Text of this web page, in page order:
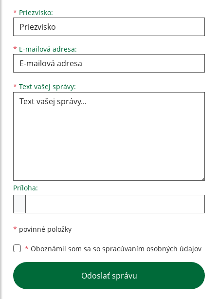
* Priezvisko:
* E-mailová adresa:
* Text vašej správy:
Príloha:
* povinné položky
* Oboznámil som sa so spracúvaním osobných údajov
Google reCaptcha Response
Odoslať správu